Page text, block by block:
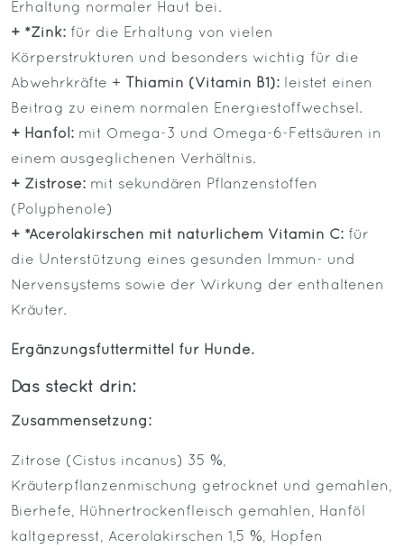
Erhaltung normaler Haut bei.
+ *Zink: für die Erhaltung von vielen
Körperstrukturen und besonders wichtig für die
Abwehrkräfte +
Thiamin (Vitamin B1):
leistet einen
Beitrag zu einem normalen Energiestoffwechsel.
+ Hanföl: mit Omega-3 und Omega-6-Fettsäuren in
einem ausgeglichenen Verhältnis.
+ Zistrose: mit sekundären Pflanzenstoffen
(Polyphenole)
+ *Acerolakirschen mit natürlichem Vitamin C: für
die Unterstützung eines gesunden Immun- und
Nervensystems sowie der Wirkung der enthaltenen
Kräuter.
Ergänzungsfuttermittel für Hunde.
Das steckt drin:
Zusammensetzung:
Zitrose (Cistus incanus) 35 %,
Kräuterpflanzenmischung getrocknet und gemahlen,
Bierhefe, Hühnertrockenfleisch gemahlen, Hanföl
kaltgepresst, Acerolakirschen 1,5 %, Hopfen